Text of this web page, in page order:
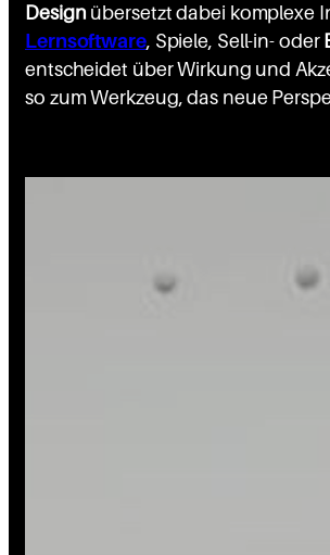
Design übersetzt dabei komplexe
Lernsoftware, Spiele, Sell-in- oder
entscheidet über Wirkung und
so zum Werkzeug, das neue